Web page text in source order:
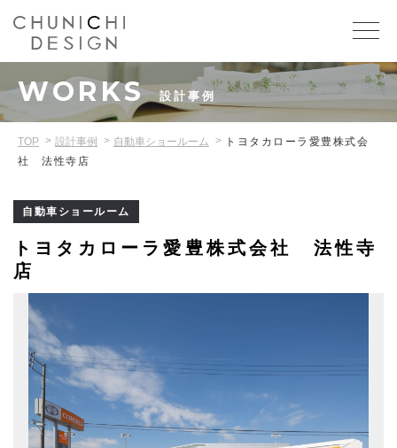
WORKS 設計事例
TOP 設計事例 自動車ショールーム
トヨタカローラ愛豊株式会
社 法性寺店
自動車ショールーム
トヨタカローラ愛豊株式会社 法性寺
店